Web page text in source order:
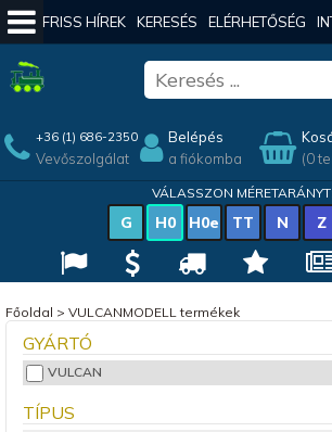
FRISS HÍREK KERESÉS ELÉRHETŐSÉG
+36 (1) 686-2350
Vevőszolgálat
Belépés
a fiókomba
(0
VÁLASSZON MÉRETARÁNYT:
G H0 H0e TT N Z
Főoldal > VULCANMODELL termékek
GYÁRTÓ
VULCAN
TÍPUS